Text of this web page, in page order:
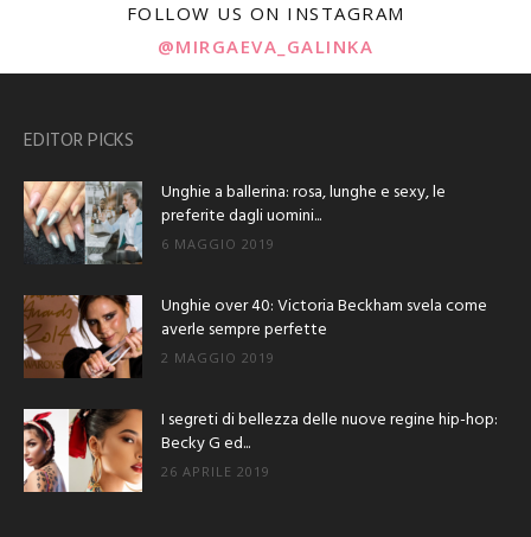
FOLLOW US ON INSTAGRAM
@MIRGAEVA_GALINKA
EDITOR PICKS
Unghie a ballerina: rosa, lunghe e sexy, le
preferite dagli uomini...
6 MAGGIO 2019
Unghie over 40: Victoria Beckham svela come
averle sempre perfette
2 MAGGIO 2019
I segreti di bellezza delle nuove regine hip-hop:
Becky G ed...
26 APRILE 2019